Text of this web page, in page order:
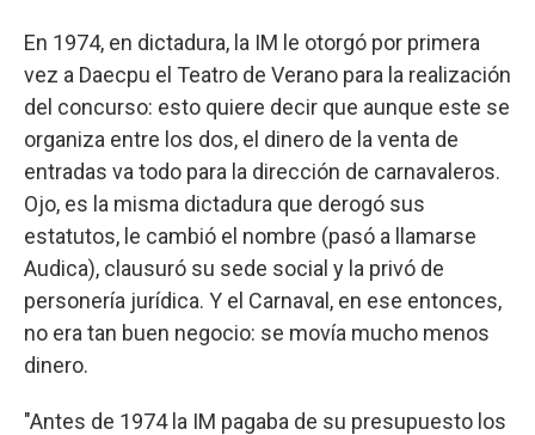
En 1974, en dictadura, la IM le otorgó por primera
vez a Daecpu el Teatro de Verano para la realización
del concurso: esto quiere decir que aunque este se
organiza entre los dos, el dinero de la venta de
entradas va todo para la dirección de carnavaleros.
Ojo, es la misma dictadura que derogó sus
estatutos, le cambió el nombre (pasó a llamarse
Audica), clausuró su sede social y la privó de
personería jurídica. Y el Carnaval, en ese entonces,
no era tan buen negocio: se movía mucho menos
dinero.
"Antes de 1974 la IM pagaba de su presupuesto los